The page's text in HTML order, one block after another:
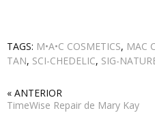
TAGS: M•A•C COSMETICS, MAC
TAN, SCI-CHEDELIC, SIG-
« ANTERIOR
TimeWise Repair de Mary Kay